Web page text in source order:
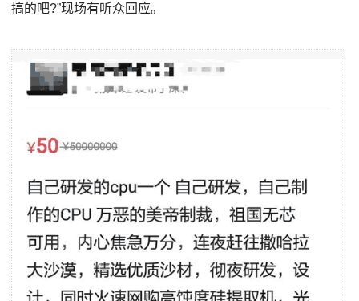
搞的吧?”现场有听众回应。